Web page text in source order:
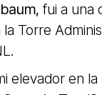
fui a una
Torre
elevador en